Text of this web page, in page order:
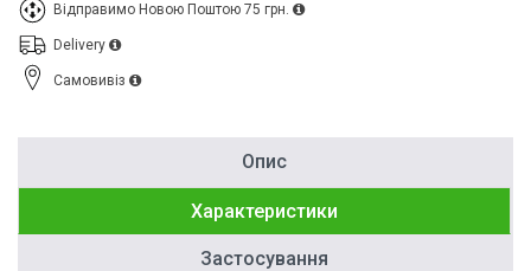
Відправимо Новою Поштою 75 грн.
Delivery
Cамовивіз
Опис
Характеристики
Застосування